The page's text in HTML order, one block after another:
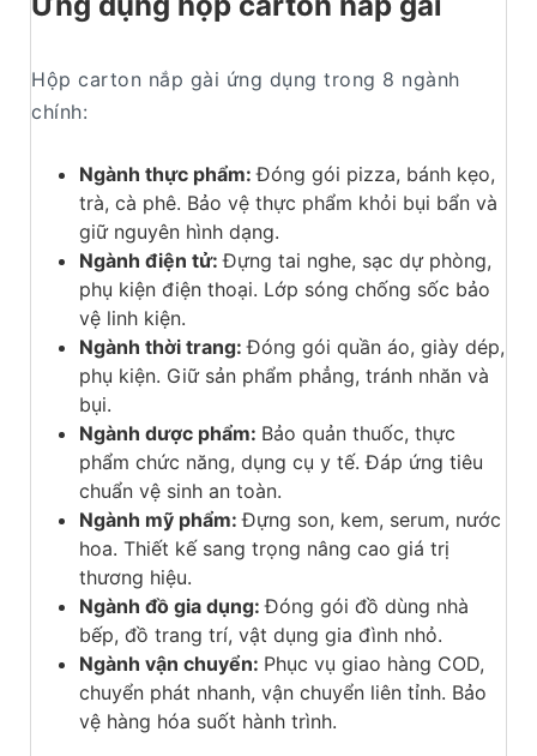
Hộp carton nắp gài ứng dụng trong 8 ngành
chính:
Ngành thực phẩm:Đóng gói pizza, bánh kẹo,
trà, cà phê. Bảo vệ thực phẩm khỏi bụi bẩn và
giữ nguyên hình dạng.
Ngành điện tử:Đựng tai nghe, sạc dự phòng,
phụ kiện điện thoại. Lớp sóng chống sốc bảo
vệ linh kiện.
Ngành thời trang:Đóng gói quần áo, giày dép,
phụ kiện. Giữ sản phẩm phẳng, tránh nhăn và
bụi.
Ngành dược phẩm: Bảo quản thuốc, thực
phẩm chức năng, dụng cụ y tế. Đáp ứng tiêu
chuẩn vệ sinh an toàn.
Ngành mỹ phẩm:Đựng son, kem, serum, nước
hoa. Thiết kế sang trọng nâng cao giá trị
thương hiệu.
Ngành đồ gia dụng:Đóng gói đồ dùng nhà
bếp, đồ trang trí, vật dụng gia đình nhỏ.
Ngành vận chuyển: Phục vụ giao hàng COD,
chuyển phát nhanh, vận chuyển liên tỉnh. Bảo
vệ hàng hóa suốt hành trình.